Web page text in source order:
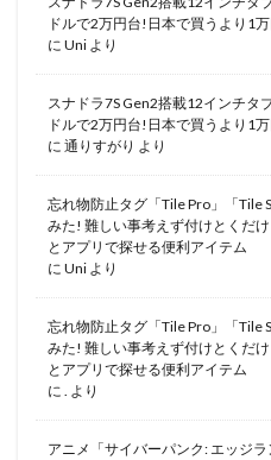
ドルで2万円台!日本で買うより1
に Uni より
スナドラ7S Gen2搭載12インチタ
ドルで2万円台!日本で買うより1
に 通りすがり より
忘れ物防止タグ「Tile Pro」「Tile
みた! 難しい事考えず付けとくだ
とアプリで探せる便利アイテム
に Uni より
忘れ物防止タグ「Tile Pro」「Tile
みた! 難しい事考えず付けとくだ
とアプリで探せる便利アイテム
に . より
アニメ「サイバーパンク: エッジ